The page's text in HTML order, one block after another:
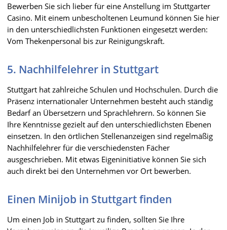
Bewerben Sie sich lieber für eine Anstellung im Stuttgarter
Casino. Mit einem unbescholtenen Leumund können Sie hier
in den unterschiedlichsten Funktionen eingesetzt werden:
Vom Thekenpersonal bis zur Reinigungskraft.
5. Nachhilfelehrer in Stuttgart
Stuttgart hat zahlreiche Schulen und Hochschulen. Durch die
Präsenz internationaler Unternehmen besteht auch ständig
Bedarf an Übersetzern und Sprachlehrern. So können Sie
Ihre Kenntnisse gezielt auf den unterschiedlichsten Ebenen
einsetzen. In den örtlichen Stellenanzeigen sind regelmäßig
Nachhilfelehrer für die verschiedensten Fächer
ausgeschrieben. Mit etwas Eigeninitiative können Sie sich
auch direkt bei den Unternehmen vor Ort bewerben.
Einen Minijob in Stuttgart finden
Um einen Job in Stuttgart zu finden, sollten Sie Ihre